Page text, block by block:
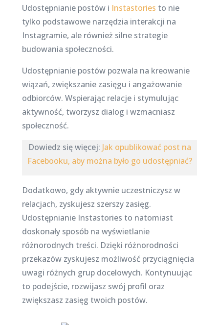
Udostępnianie postów i Instastories to nie
tylko podstawowe narzędzia interakcji na
Instagramie, ale również silne strategie
budowania społeczności.
Udostępnianie postów pozwala na kreowanie
wiązań, zwiększanie zasięgu i angażowanie
odbiorców. Wspierając relacje i stymulując
aktywność, tworzysz dialog i wzmacniasz
społeczność.
Dowiedz się więcej: Jak opublikować post na
Facebooku, aby można było go udostępniać?
Dodatkowo, gdy aktywnie uczestniczysz w
relacjach, zyskujesz szerszy zasięg.
Udostępnianie Instastories to natomiast
doskonały sposób na wyświetlanie
różnorodnych treści. Dzięki różnorodności
przekazów zyskujesz możliwość przyciągnięcia
uwagi różnych grup docelowych. Kontynuując
to podejście, rozwijasz swój profil oraz
zwiększasz zasięg twoich postów.